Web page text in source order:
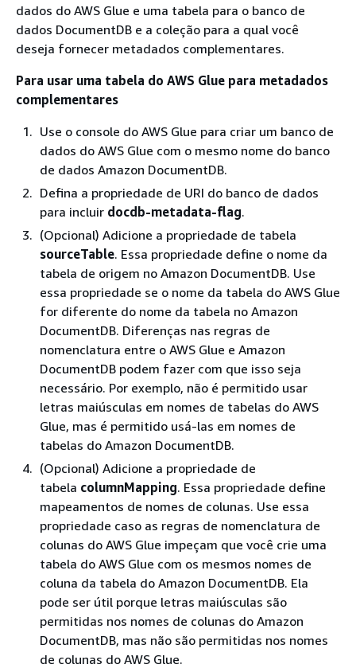
dados do AWS Glue e uma tabela para o banco de
dados DocumentDB e a coleção para a qual você
deseja fornecer metadados complementares.
Para usar uma tabela do AWS Glue para metadados
complementares
Use o console do AWS Glue para criar um banco de
dados do AWS Glue com o mesmo nome do banco
de dados Amazon DocumentDB.
Defina a propriedade de URI do banco de dados
para incluir docdb-metadata-flag.
(Opcional) Adicione a propriedade de tabela
sourceTable. Essa propriedade define o nome da
tabela de origem no Amazon DocumentDB. Use
essa propriedade se o nome da tabela do AWS Glue
for diferente do nome da tabela no Amazon
DocumentDB. Diferenças nas regras de
nomenclatura entre o AWS Glue e Amazon
DocumentDB podem fazer com que isso seja
necessário. Por exemplo, não é permitido usar
letras maiúsculas em nomes de tabelas do AWS
Glue, mas é permitido usá-las em nomes de
tabelas do Amazon DocumentDB.
(Opcional) Adicione a propriedade de
tabela columnMapping. Essa propriedade define
mapeamentos de nomes de colunas. Use essa
propriedade caso as regras de nomenclatura de
colunas do AWS Glue impeçam que você crie uma
tabela do AWS Glue com os mesmos nomes de
coluna da tabela do Amazon DocumentDB. Ela
pode ser útil porque letras maiúsculas são
permitidas nos nomes de colunas do Amazon
DocumentDB, mas não são permitidas nos nomes
de colunas do AWS Glue.